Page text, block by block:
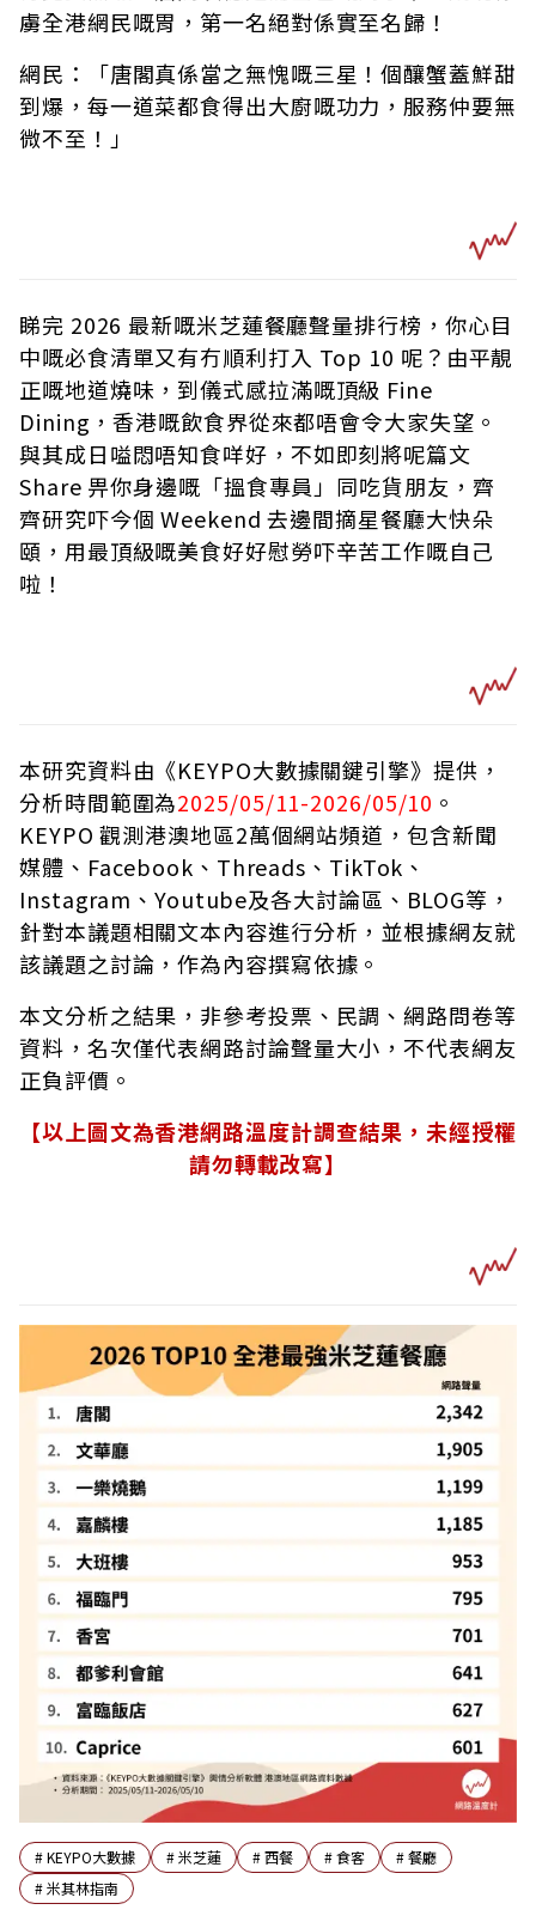
虜全港網民嘅胃，第一名絕對係實至名歸！
網民：「唐閣真係當之無愧嘅三星！個釀蟹蓋鮮甜
到爆，每一道菜都食得出大廚嘅功力，服務仲要無
微不至！」
睇完 2026 最新嘅米芝蓮餐廳聲量排行榜，你心目
中嘅必食清單又有冇順利打入 Top 10 呢？由平靚
正嘅地道燒味，到儀式感拉滿嘅頂級 Fine
Dining，香港嘅飲食界從來都唔會令大家失望。
與其成日嗌悶唔知食咩好，不如即刻將呢篇文
Share 畀你身邊嘅「搵食專員」同吃貨朋友，齊
齊研究吓今個 Weekend 去邊間摘星餐廳大快朵
頤，用最頂級嘅美食好好慰勞吓辛苦工作嘅自己
啦！
本研究資料由《KEYPO大數據關鍵引擎》提供，
分析時間範圍為2025/05/11-2026/05/10 。
KEYPO 觀測港澳地區2萬個網站頻道，包含新聞
媒體、Facebook、Threads、TikTok、
Instagram、Youtube及各大討論區、BLOG等，
針對本議題相關文本內容進行分析，並根據網友就
該議題之討論，作為內容撰寫依據。
本文分析之結果，非參考投票、民調、網路問卷等
資料，名次僅代表網路討論聲量大小，不代表網友
正負評價。
【以上圖文為香港網路溫度計調查結果，未經授權
請勿轉載改寫】
#KEYPO大數據 #米芝蓮 #西餐 #食客 #餐廳
#米其林指南